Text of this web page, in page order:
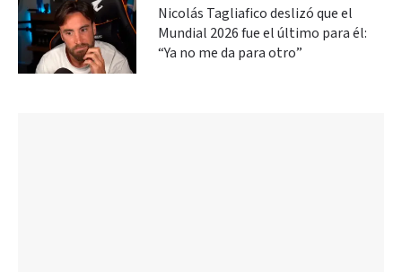
Nicolás Tagliafico deslizó que el
Mundial 2026 fue el último para él:
“Ya no me da para otro”